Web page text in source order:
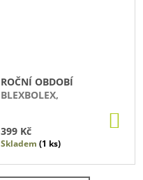
ROČNÍ OBDOBÍ
BLEXBOLEX,
399 Kč
Skladem (1 ks)